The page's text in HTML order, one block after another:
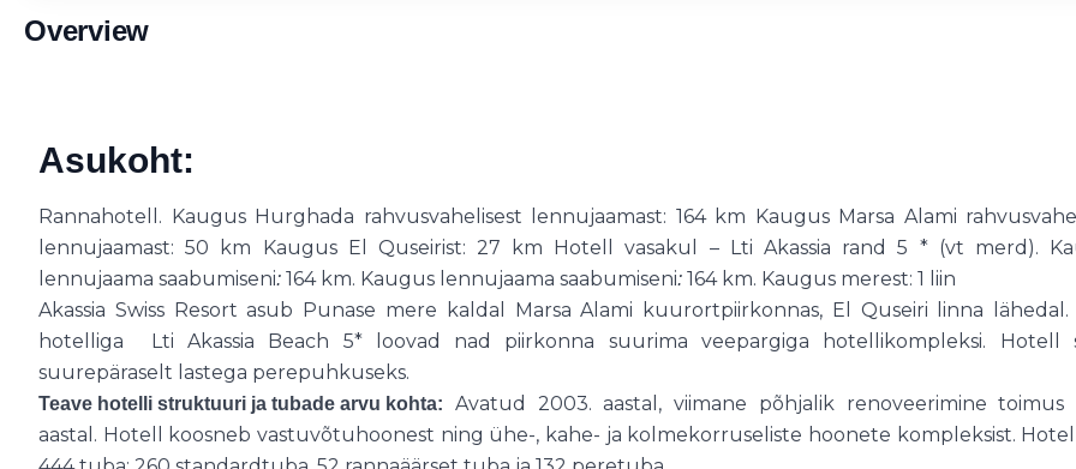
Overview
Asukoht:
Akassia Swiss Resort asub Punase mere kaldal Marsa Alami kuurortpiirkonnas, El Quseiri linna lähedal.
hotelliga
Lti Akassia Beach 5* loovad nad piirkonna suurima veepargiga hotellikompleksi. Hotell
suurepäraselt lastega perepuhkuseks.
Teave hotelli struktuuri ja tubade arvu kohta:
Avatud 2003. aastal, viimane põhjalik renoveerimine toimus
aastal. Hotell koosneb vastuvõtuhoonest ning ühe-, kahe- ja kolmekorruseliste hoonete kompleksist.
Rannahotell. Kaugus Hurghada rahvusvahelisest lennujaamast: 164 km Kaugus Marsa Alami
lennujaamast: 50 km Kaugus El Quseirist: 27 km Hotell vasakul – Lti Akassia rand 5 * (vt merd).
lennujaama saabumiseni: 164 km. Kaugus lennujaama saabumiseni: 164 km. Kaugus merest: 1 liin